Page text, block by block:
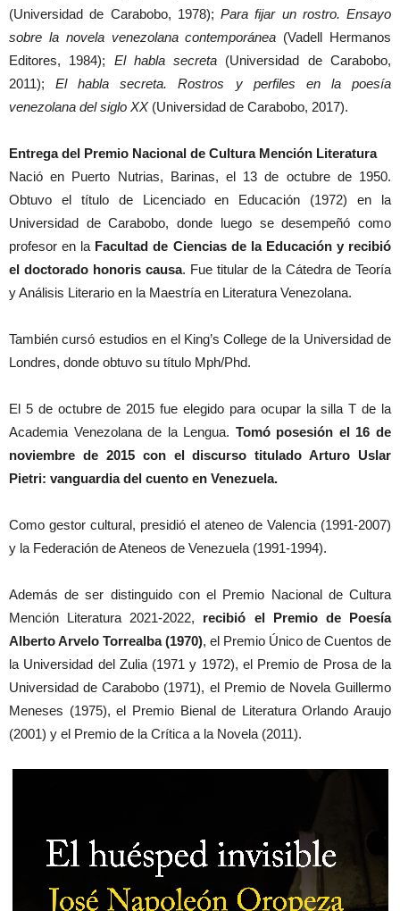
(Universidad de Carabobo, 1978); Para fijar un rostro. Ensayo
sobre la novela venezolana contemporánea (Vadell Hermanos
Editores, 1984); El habla secreta (Universidad de Carabobo,
2011);El habla secreta. Rostros y perfiles en la poesía
venezolana del siglo XX(Universidad de Carabobo, 2017).
Entrega del Premio Nacional de Cultura Mención Literatura
Nació en Puerto Nutrias, Barinas, el 13 de octubre de 1950.
Obtuvo el título de Licenciado en Educación (1972) en la
Universidad de Carabobo, donde luego se desempeñó como
profesor en la Facultad de Ciencias de la Educación y recibió
el doctorado honoris causa. Fue titular de la Cátedra de Teoría
y Análisis Literario en la Maestría en Literatura Venezolana.
También cursó estudios en el King’s College de la Universidad de
Londres, donde obtuvo su título Mph/Phd.
El 5 de octubre de 2015 fue elegido para ocupar la silla T de la
Academia Venezolana de la Lengua. Tomó posesión el 16 de
noviembre de 2015 con el discurso titulado Arturo Uslar
Pietri: vanguardia del cuento en Venezuela.
Como gestor cultural, presidió el ateneo de Valencia (1991-2007)
y la Federación de Ateneos de Venezuela (1991-1994).
Además de ser distinguido con el Premio Nacional de Cultura
Mención Literatura 2021-2022, recibió el Premio de Poesía
Alberto Arvelo Torrealba (1970), el Premio Único de Cuentos de
la Universidad del Zulia (1971 y 1972), el Premio de Prosa de la
Universidad de Carabobo (1971), el Premio de Novela Guillermo
Meneses (1975), el Premio Bienal de Literatura Orlando Araujo
(2001) y el Premio de la Crítica a la Novela (2011).